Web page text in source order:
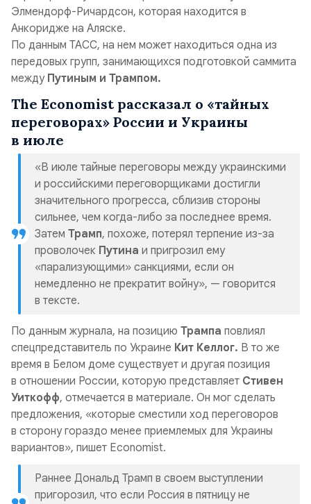
Элмендорф-Ричардсон, которая находится в
Анкоридже на Аляске.
По данным ТАСС, на нем может находиться одна из
передовых групп, занимающихся подготовкой саммита
между Путиным и Трампом.
The Economist рассказал о «тайных
переговорах» России и Украины
в июле
«В июле тайные переговоры между украинскими
и российскими переговорщиками достигли
значительного прогресса, сблизив стороны
сильнее, чем когда-либо за последнее время.
Затем Трамп, похоже, потерял терпение из-за
проволочек Путина и пригрозил ему
«парализующими» санкциями, если он
немедленно не прекратит войну», — говорится
в тексте.
По данным журнала, на позицию Трампа повлиял
спецпредставитель по Украине Кит Келлог. В то же
время в Белом доме существует и другая позиция
в отношении России, которую представляет Стивен
Уиткофф, отмечается в материале. Он мог сделать
предложения, «которые сместили ход переговоров
в сторону гораздо менее приемлемых для Украины
вариантов», пишет Economist.
Раннее Дональд Трамп в своем выступлении
пригорозил, что если Россия в пятницу не